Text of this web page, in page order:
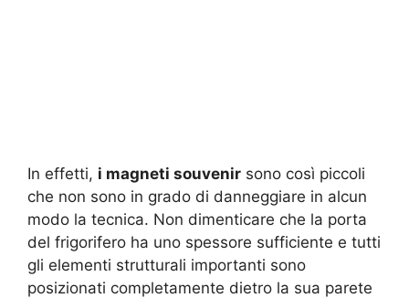
In effetti, i magneti souvenir sono così piccoli
che non sono in grado di danneggiare in alcun
modo la tecnica. Non dimenticare che la porta
del frigorifero ha uno spessore sufficiente e tutti
gli elementi strutturali importanti sono
posizionati completamente dietro la sua parete